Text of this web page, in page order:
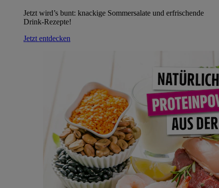
Jetzt wird’s bunt: knackige Sommersalate und erfrischende
Drink-Rezepte!
Jetzt entdecken